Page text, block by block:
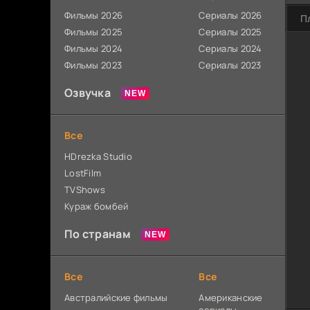
Фильмы 2026
Фильмы 2025
Фильмы 2024
Фильмы 2023
Сериалы 2026
Сериалы 2025
Сериалы 2024
Сериалы 2023
Озвучка
Все
HDrezka Studio
LostFilm
TVShows
Кураж бомбей
По странам
Все
Австралийские фильмы
Все
Американские